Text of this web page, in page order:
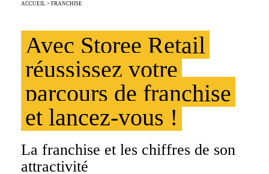
ACCUEIL > FRANCHISE
Avec Storee Retail
réussissez votre
parcours de franchise
et lancez-vous !
La franchise et les chiffres de son
attractivité